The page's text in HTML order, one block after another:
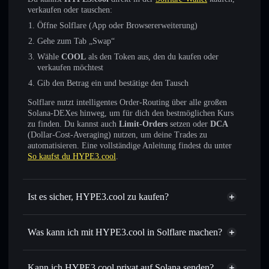
verkaufen oder tauschen:
Öffne Solflare (App oder Browsererweiterung)
Gehe zum Tab „Swap“
Wähle COOL als den Token aus, den du kaufen oder
verkaufen möchtest
Gib den Betrag ein und bestätige den Tausch
Solflare nutzt intelligentes Order-Routing über alle großen
Solana-DEXes hinweg, um für dich den bestmöglichen Kurs
zu finden. Du kannst auch Limit-Orders setzen oder DCA
(Dollar-Cost-Averaging) nutzen, um deine Trades zu
automatisieren. Eine vollständige Anleitung findest du unter
So kaufst du HYPE3.cool.
Ist es sicher, HYPE3.cool zu kaufen?
HYPE3.cool
nicht
Was kann ich mit HYPE3.cool in Solflare machen?
HYPE3.cool
Solflare-Wallet
Sofort tauschen– handle COOL gegen SOL, USDC oder